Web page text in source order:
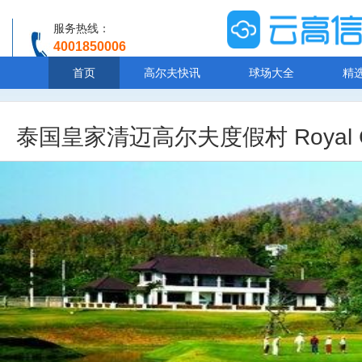
服务热线：
4001850006
首页 高尔夫快讯 球场大全 精
泰国皇家清迈高尔夫度假村